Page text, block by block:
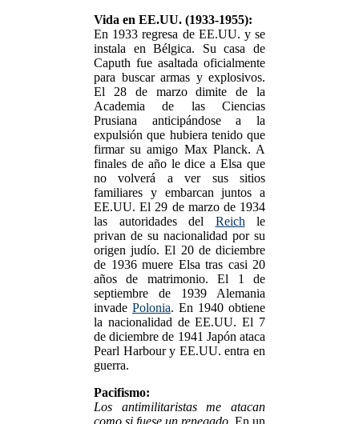
Vida en EE.UU. (1933-1955):
En 1933 regresa de EE.UU. y se
instala en Bélgica. Su casa de
Caputh fue asaltada oficialmente
para buscar armas y explosivos.
El 28 de marzo dimite de la
Academia de las Ciencias
Prusiana anticipándose a la
expulsión que hubiera tenido que
firmar su amigo Max Planck. A
finales de año le dice a Elsa que
no volverá a ver sus sitios
familiares y embarcan juntos a
EE.UU. El 29 de marzo de 1934
las autoridades del Reich le
privan de su nacionalidad por su
origen judío. El 20 de diciembre
de 1936 muere Elsa tras casi 20
años de matrimonio. El 1 de
septiembre de 1939 Alemania
invade Polonia. En 1940 obtiene
la nacionalidad de EE.UU. El 7
de diciembre de 1941 Japón ataca
Pearl Harbour y EE.UU. entra en
guerra.
Pacifismo:
Los antimilitaristas me atacan
como si fuese un renegado. En un